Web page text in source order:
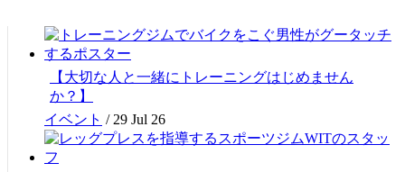
【大切な人と一緒にトレーニングはじめません
か？】
イベント /29 Jul 26